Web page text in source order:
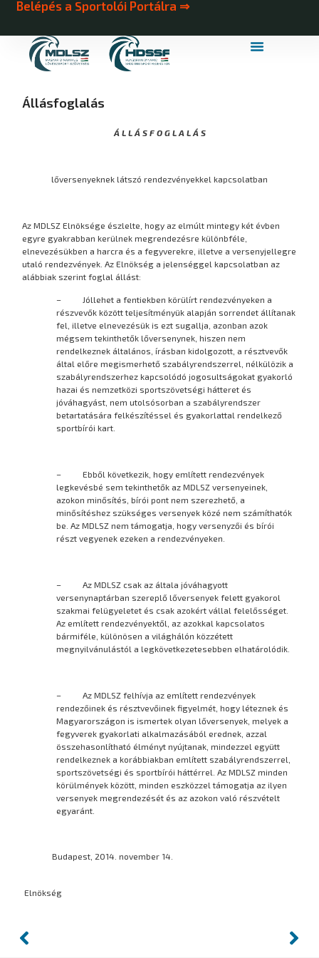
Belépés a Sportolói Portálra ⇒
Állásfoglalás
Á L L Á S F O G L A L Á S
lőversenyeknek látszó rendezvényekkel kapcsolatban
Az MDLSZ Elnöksége észlelte, hogy az elmúlt mintegy két évben
egyre gyakrabban kerülnek megrendezésre különbféle,
elnevezésükben a harcra és a fegyverekre, illetve a versenyjellegre
utaló rendezvények. Az Elnökség a jelenséggel kapcsolatban az
alábbiak szerint foglal állást:
– Jóllehet a fentiekben körülírt rendezvényeken a
részvevők között teljesítményük alapján sorrendet állítanak
fel, illetve elnevezésük is ezt sugallja, azonban azok
mégsem tekinthetők lőversenynek, hiszen nem
rendelkeznek általános, írásban kidolgozott, a résztvevők
által előre megismerhető szabályrendszerrel, nélkülözik a
szabályrendszerhez kapcsolódó jogosultságokat gyakorló
hazai és nemzetközi sportszövetségi hátteret és
jóváhagyást, nem utolsósorban a szabályrendszer
betartatására felkészítéssel és gyakorlattal rendelkező
sportbírói kart.
– Ebből következik, hogy említett rendezvények
legkevésbé sem tekinthetők az MDLSZ versenyeinek,
azokon minősítés, bírói pont nem szerezhető, a
minősítéshez szükséges versenyek közé nem számíthatók
be. Az MDLSZ nem támogatja, hogy versenyzői és bírói
részt vegyenek ezeken a rendezvényeken.
– Az MDLSZ csak az általa jóváhagyott
versenynaptárban szereplő lőversenyek felett gyakorol
szakmai felügyeletet és csak azokért vállal felelősséget.
Az említett rendezvényektől, az azokkal kapcsolatos
bármiféle, különösen a világhálón közzétett
megnyilvánulástól a legkövetkezetesebben elhatárolódik.
– Az MDLSZ felhívja az említett rendezvények
rendezőinek és résztvevőinek figyelmét, hogy léteznek és
Magyarországon is ismertek olyan lőversenyek, melyek a
fegyverek gyakorlati alkalmazásából erednek, azzal
összehasonlítható élményt nyújtanak, mindezzel együtt
rendelkeznek a korábbiakban említett szabályrendszerrel,
sportszövetségi és sportbírói háttérrel. Az MDLSZ minden
körülmények között, minden eszközzel támogatja az ilyen
versenyek megrendezését és az azokon való részvételt
egyaránt.
Budapest, 2014. november 14.
Elnökség